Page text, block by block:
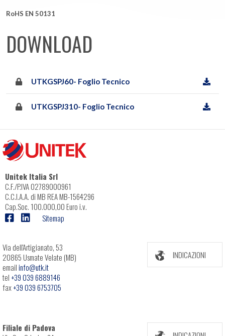
RoHS EN 50131
DOWNLOAD
UTKGSPJ60- Foglio Tecnico
UTKGSPJ310- Foglio Tecnico
Unitek Italia Srl
C.F./P.IVA 02789000961
C.C.I.A.A. di MB REA MB-1564296
Cap.Soc. 100.000,00 Euro i.v.
Sitemap
Via dell'Artigianato, 53
20865 Usmate Velate (MB)
emailinfo@utk.it
tel+39 039 6889146
fax+39 039 6753705
INDICAZIONI
Filiale di Padova